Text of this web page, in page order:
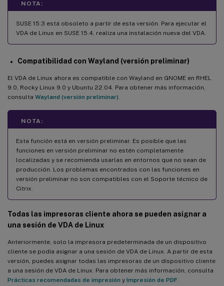
NOTA:
SUSE 15.3 está obsoleto a partir de esta versión. Para ejecutar el
VDA de Linux en SUSE 15.4, realiza una instalación nueva del VDA.
Compatibilidad con Wayland (versión preliminar)
El VDA de Linux ahora es compatible con Wayland en GNOME en RHEL
9.0, Rocky Linux 9.0 y Ubuntu 22.04. Para obtener más información,
consulta Wayland (versión preliminar)
NOTA:
Esta función está en versión preliminar. Es posible que las
funciones en versión preliminar no estén completamente
localizadas y se recomienda usarlas en entornos que no sean de
producción. Los problemas encontrados con las funciones en
versión preliminar no son compatibles con el Soporte técnico de
Citrix.
Todas las impresoras cliente ahora se pueden asignar a
una sesión de VDA de Linux
Anteriormente, solo la impresora predeterminada de un dispositivo
cliente se podía asignar a una sesión de VDA de Linux. A partir de esta
versión, puedes asignar todas las impresoras de un dispositivo cliente
a una sesión de VDA de Linux. Para obtener más información, consulta
Prácticas recomendadas de impresión y Impresión de PDF